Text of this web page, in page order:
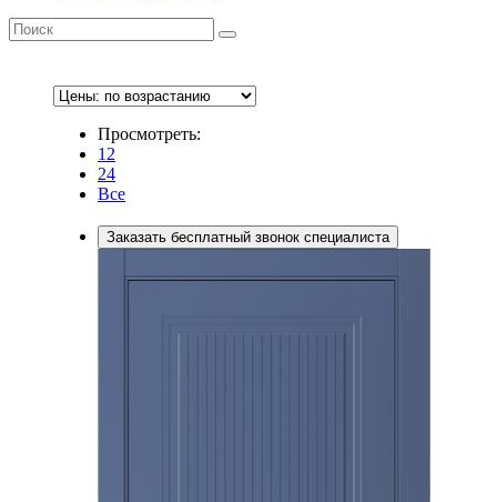
Просмотреть:
12
24
Все
Заказать бесплатный звонок специалиста